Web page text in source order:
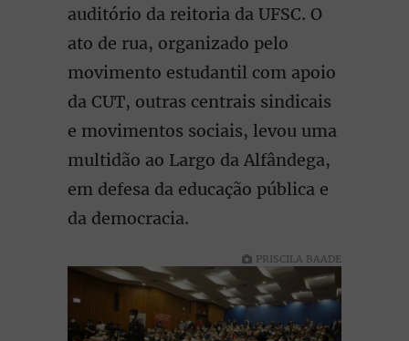
auditório da reitoria da UFSC. O
ato de rua, organizado pelo
movimento estudantil com apoio
da CUT, outras centrais sindicais
e movimentos sociais, levou uma
multidão ao Largo da Alfândega,
em defesa da educação pública e
da democracia.
PRISCILA BAADE